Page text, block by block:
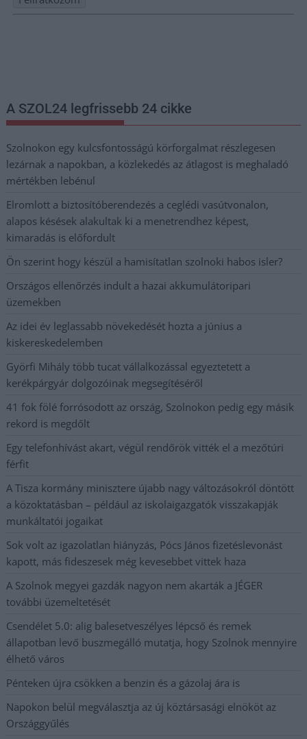
A SZOL24 legfrissebb 24 cikke
Szolnokon egy kulcsfontosságú körforgalmat részlegesen
lezárnak a napokban, a közlekedés az átlagost is meghaladó
mértékben lebénul
Elromlott a biztosítóberendezés a ceglédi vasútvonalon,
alapos késések alakultak ki a menetrendhez képest,
kimaradás is előfordult
Ön szerint hogy készül a hamisítatlan szolnoki habos isler?
Országos ellenőrzés indult a hazai akkumulátoripari
üzemekben
Az idei év leglassabb növekedését hozta a június a
kiskereskedelemben
Györfi Mihály több tucat vállalkozással egyeztetett a
kerékpárgyár dolgozóinak megsegítéséről
41 fok fölé forrósodott az ország, Szolnokon pedig egy másik
rekord is megdőlt
Egy telefonhívást akart, végül rendőrök vitték el a mezőtúri
férfit
A Tisza kormány minisztere újabb nagy változásokról döntött
a közoktatásban – például az iskolaigazgatók visszakapják
munkáltatói jogaikat
Sok volt az igazolatlan hiányzás, Pócs János fizetéslevonást
kapott, más fideszesek még kevesebbet vittek haza
A Szolnok megyei gazdák nagyon nem akarták a JÉGER
további üzemeltetését
Csendélet 5.0: alig balesetveszélyes lépcső és remek
állapotban levő buszmegálló mutatja, hogy Szolnok mennyire
élhető város
Pénteken újra csökken a benzin és a gázolaj ára is
Napokon belül megválasztja az új köztársasági elnököt az
Országgyűlés